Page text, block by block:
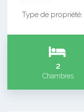
Type de propriété:
2
Chambres